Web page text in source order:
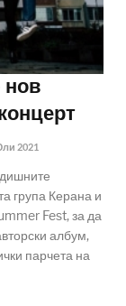
нов
2021
група Керана и
Fest, за да
албум,
парчета на